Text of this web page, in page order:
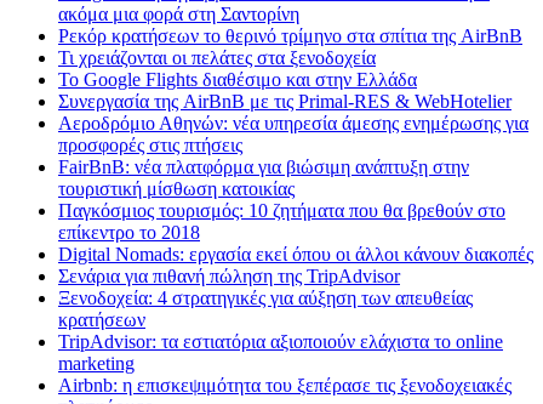
ακόμα μια φορά στη Σαντορίνη
Ρεκόρ κρατήσεων το θερινό τρίμηνο στα σπίτια της AirBnB
Τι χρειάζονται οι πελάτες στα ξενοδοχεία
Το Google Flights διαθέσιμο και στην Ελλάδα
Συνεργασία​ ​της​ ​AirBnB​ ​με​ ​τις​ ​Primal-RES​ ​&​ ​WebHotelier
Aεροδρόμιο Αθηνών: νέα υπηρεσία άμεσης ενημέρωσης για
προσφορές στις πτήσεις
FairBnB: νέα πλατφόρμα για βιώσιμη ανάπτυξη στην
τουριστική μίσθωση κατοικίας
Παγκόσμιος τουρισμός: 10 ζητήματα που θα βρεθούν στο
επίκεντρο το 2018
Digital Nomads: εργασία εκεί όπου οι άλλοι κάνουν διακοπές
Σενάρια για πιθανή πώληση της TripAdvisor
Ξενοδοχεία: 4 στρατηγικές για αύξηση των απευθείας
κρατήσεων
TripAdvisor: τα εστιατόρια αξιοποιούν ελάχιστα το online
marketing
Airbnb: η επισκεψιμότητα του ξεπέρασε τις ξενοδοχειακές